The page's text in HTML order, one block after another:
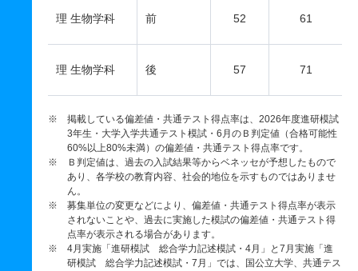
理 生物学科 前 52 61
理 生物学科 後 57 71
※ 掲載している偏差値・共通テスト得点率は、2026年度進研模試
3年生・大学入学共通テスト模試・6月のＢ判定値（合格可能性
60%以上80%未満）の偏差値・共通テスト得点率です。
※ Ｂ判定値は、過去の入試結果等からベネッセが予想したもので
あり、各学校の教育内容、社会的地位を示すものではありませ
ん。
※ 募集単位の変更などにより、偏差値・共通テスト得点率が表示
されないことや、過去に実施した模試の偏差値・共通テスト得
点率が表示される場合があります。
※ 4月実施「進研模試 総合学力記述模試・4月」と7月実施「進
研模試 総合学力記述模試・7月」では、国公立大学、共通テス